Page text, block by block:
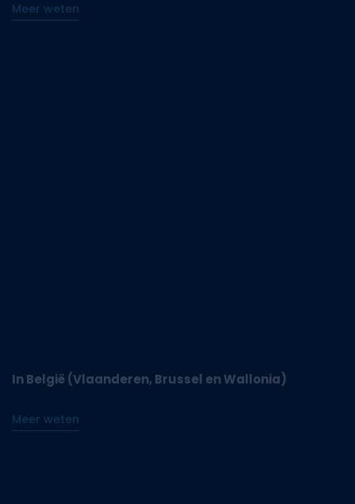
Meer weten
In België (Vlaanderen, Brussel en Wallonia)
Meer weten